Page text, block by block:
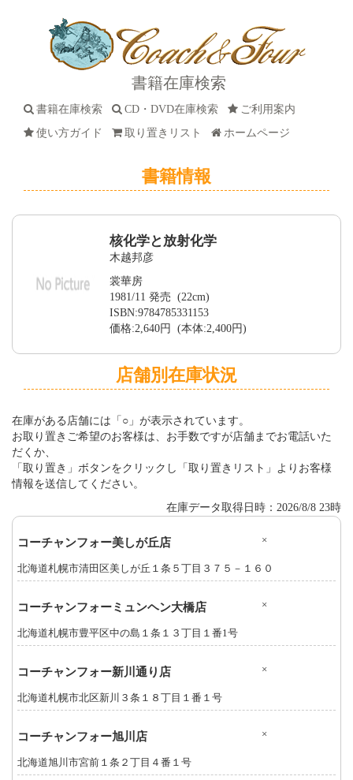
書籍在庫検索
書籍在庫検索 CD・DVD在庫検索
ご利用案内
使い方ガイド
取り置きリスト ホームページ
書籍情報
核化学と放射化学
木越邦彦
裳華房
1981/11 発売 (22cm)
ISBN:9784785331153
価格:2,640円 (本体:2,400円)
店舗別在庫状況
在庫がある店舗には「○」が表示されています。
お取り置きご希望のお客様は、お手数ですが店舗までお電話いた
だくか、
「取り置き」ボタンをクリックし「取り置きリスト」よりお客様
情報を送信してください。
在庫データ取得日時：2026/8/8 23時
コーチャンフォー美しが丘店 ×
北海道札幌市清田区美しが丘１条５丁目３７５－１６０
コーチャンフォーミュンヘン大橋店 ×
北海道札幌市豊平区中の島１条１３丁目１番1号
コーチャンフォー新川通り店 ×
北海道札幌市北区新川３条１８丁目１番１号
コーチャンフォー旭川店 ×
北海道旭川市宮前１条２丁目４番１号